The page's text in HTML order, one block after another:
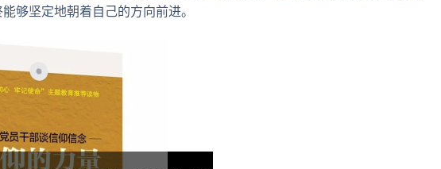
够坚定地朝着自己的方向前进。